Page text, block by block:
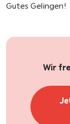
Gutes Gelingen!
Wir